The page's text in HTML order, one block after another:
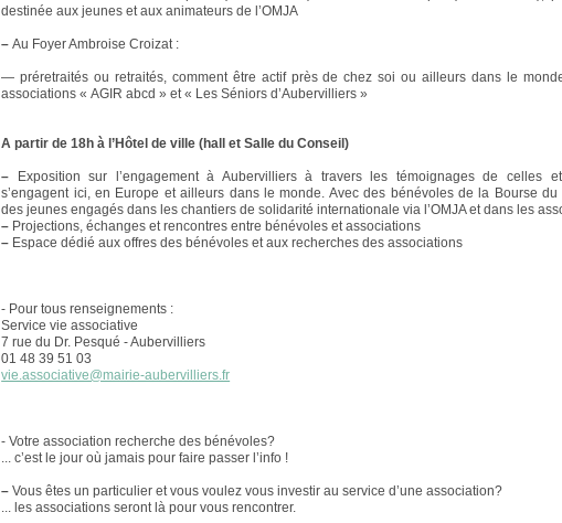
destinée aux jeunes et aux animateurs de l’OMJA
– Au Foyer Ambroise Croizat :
— préretraités ou retraités, comment être actif près de chez soi ou ailleurs dans le
associations « AGIR abcd » et « Les Séniors d’Aubervilliers »
A partir de 18h à l’Hôtel de ville (hall et Salle du Conseil)
– Exposition sur l’engagement à Aubervilliers à travers les témoignages de celles
s’engagent ici, en Europe et ailleurs dans le monde. Avec des bénévoles de la Bourse du
des jeunes engagés dans les chantiers de solidarité internationale via l’OMJA et dans les
– Projections, échanges et rencontres entre bénévoles et associations
– Espace dédié aux offres des bénévoles et aux recherches des associations
- Pour tous renseignements :
Service vie associative
7 rue du Dr. Pesqué - Aubervilliers
01 48 39 51 03
vie.associative@mairie-aubervilliers.fr
- Votre association recherche des bénévoles?
... c’est le jour où jamais pour faire passer l’info !
– Vous êtes un particulier et vous voulez vous investir au service d’une association?
... les associations seront là pour vous rencontrer.